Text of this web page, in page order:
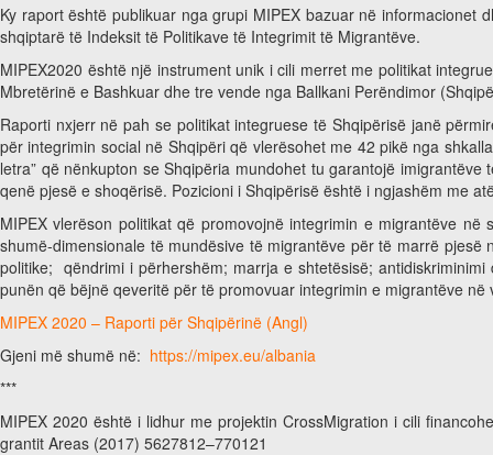
Ky raport është publikuar nga grupi MIPEX bazuar në
shqiptarë të Indeksit të Politikave të Integrimit të Migrantëve.
MIPEX2020 është një instrument unik i cili merret me politikat
Mbretërinë e Bashkuar dhe tre vende nga Ballkani Perëndimor
Raporti nxjerr në pah se politikat integruese të Shqipërisë janë
për integrimin social në Shqipëri që vlerësohet me 42 pikë nga
letra” që nënkupton se Shqipëria mundohet tu garantojë
qenë pjesë e shoqërisë. Pozicioni i Shqipërisë është i ngjashëm me
MIPEX vlerëson politikat që promovojnë integrimin e migrantëve
shumë-dimensionale të mundësive të migrantëve për të marrë
politike; qëndrimi i përhershëm; marrja e shtetësisë;
punën që bëjnë qeveritë për të promovuar integrimin e migrantëve në
MIPEX 2020 – Raporti për Shqipërinë (Angl)
Gjeni më shumë në: https://mipex.eu/albania
***
MIPEX 2020 është i lidhur me projektin CrossMigration i cili
grantit Areas (2017) 5627812–770121